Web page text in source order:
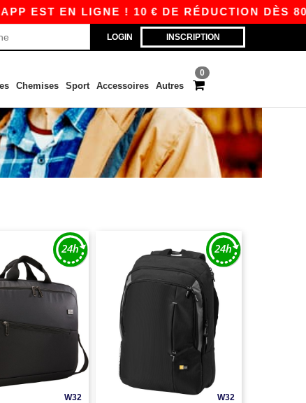
EN LIGNE ! 10 € DE RÉDUCTION DÈS 80 €
LOGIN INSCRIPTION
0
Chemises Sport Accessoires Autres
W32 W32